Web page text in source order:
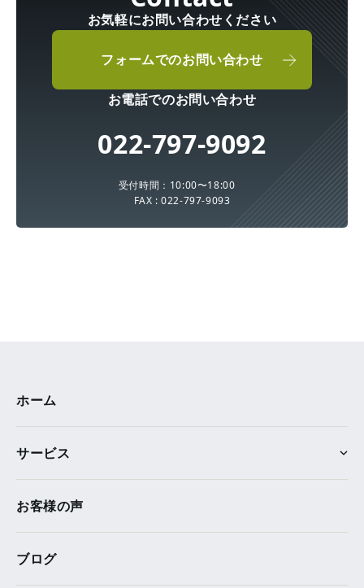
お気軽にお問い合わせください
フォームでのお問い合わせ
お電話でのお問い合わせ
022-797-9092
受付時間：10:00〜18:00
FAX : 022-797-9093
ホーム
サービス
お客様の声
ブログ